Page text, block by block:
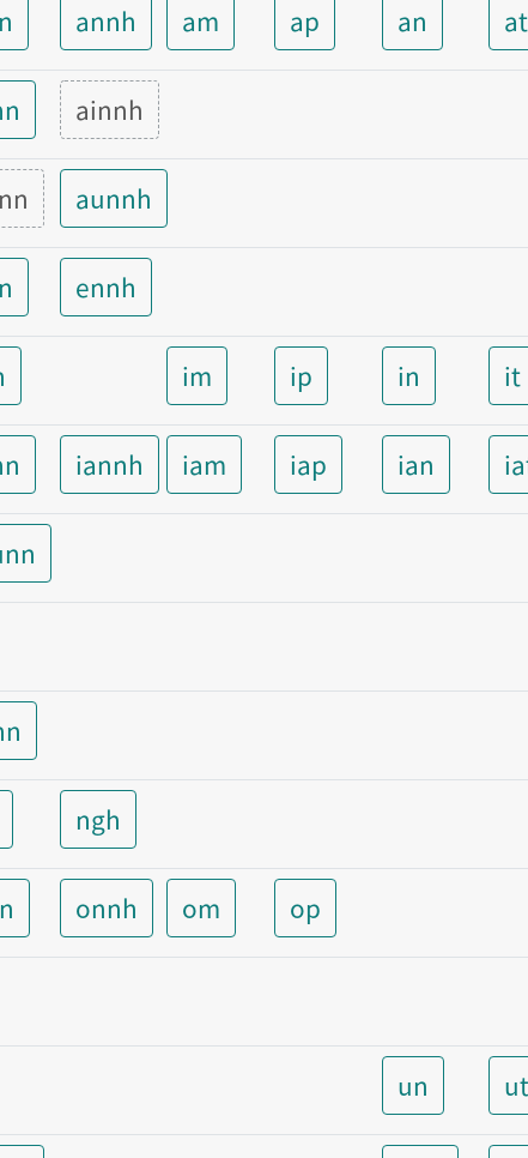
annh am ap an at
ainnh
aunnh
ennh
im ip in it
iannh iam iap ian
ngh
onnh om op
un ut